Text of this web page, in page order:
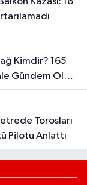
Gündem Olan
Ne İş Yapıyor?
Pilotu Anlattı